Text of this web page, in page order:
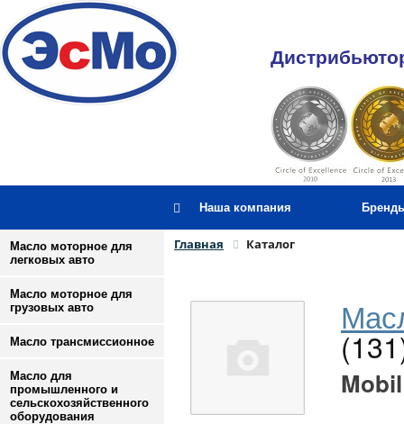
Наша компания
Масло моторное для
легковых авто
Масло моторное для
грузовых авто
Масло трансмиссионное
Масло для
промышленного и
сельскохозяйственного
оборудования
Главная Каталог
Mobil